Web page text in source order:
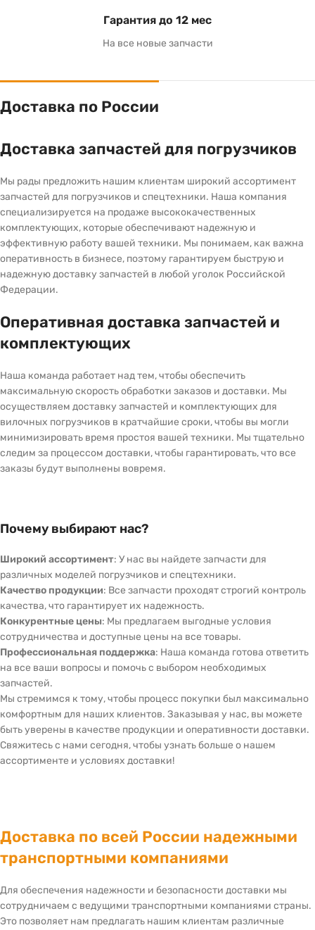
Гарантия до 12 мес
На все новые запчасти
Доставка по России
Доставка запчастей для погрузчиков
Мы рады предложить нашим клиентам широкий ассортимент
запчастей для погрузчиков и спецтехники. Наша компания
специализируется на продаже высококачественных
комплектующих, которые обеспечивают надежную и
эффективную работу вашей техники. Мы понимаем, как важна
оперативность в бизнесе, поэтому гарантируем быструю и
надежную доставку запчастей в любой уголок Российской
Федерации.
Оперативная доставка запчастей и
комплектующих
Наша команда работает над тем, чтобы обеспечить
максимальную скорость обработки заказов и доставки. Мы
осуществляем доставку запчастей и комплектующих для
вилочных погрузчиков в кратчайшие сроки, чтобы вы могли
минимизировать время простоя вашей техники. Мы тщательно
следим за процессом доставки, чтобы гарантировать, что все
заказы будут выполнены вовремя.
Почему выбирают нас?
Широкий ассортимент: У нас вы найдете запчасти для
различных моделей погрузчиков и спецтехники.
Качество продукции: Все запчасти проходят строгий контроль
качества, что гарантирует их надежность.
Конкурентные цены: Мы предлагаем выгодные условия
сотрудничества и доступные цены на все товары.
Профессиональная поддержка: Наша команда готова ответить
на все ваши вопросы и помочь с выбором необходимых
запчастей.
Мы стремимся к тому, чтобы процесс покупки был максимально
комфортным для наших клиентов. Заказывая у нас, вы можете
быть уверены в качестве продукции и оперативности доставки.
Свяжитесь с нами сегодня, чтобы узнать больше о нашем
ассортименте и условиях доставки!
Доставка по всей России надежными
транспортными компаниями
Для обеспечения надежности и безопасности доставки мы
сотрудничаем с ведущими транспортными компаниями страны.
Это позволяет нам предлагать нашим клиентам различные